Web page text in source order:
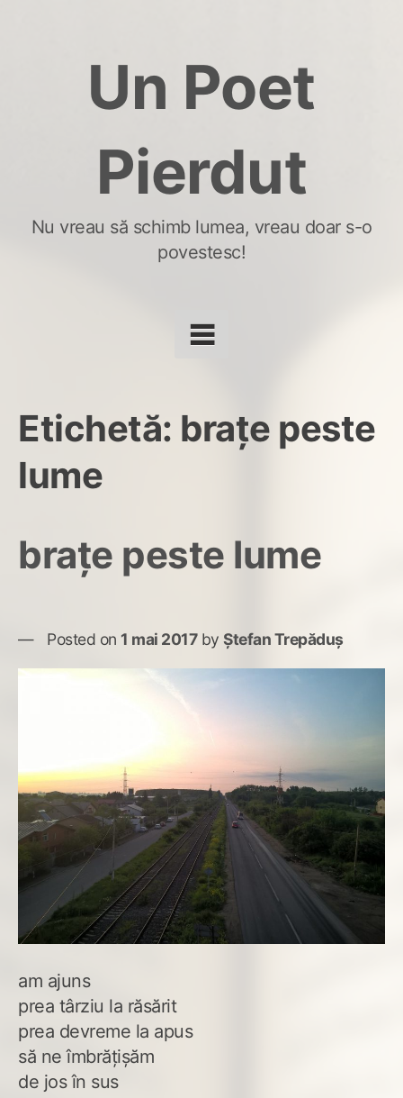
Un Poet
Pierdut
Nu vreau să schimb lumea, vreau doar s-o
povestesc!
Etichetă: brațe peste
lume
brațe peste lume
Posted on 1 mai 2017by Ștefan Trepăduș
am ajuns
prea târziu la răsărit
prea devreme la apus
să ne îmbrățișăm
de jos în sus